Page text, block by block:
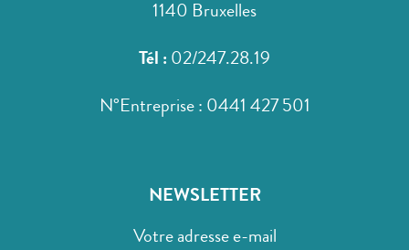
1140 Bruxelles
Tél : 02/247.28.19
N°Entreprise : 0441 427 501
NEWSLETTER
Votre adresse e-mail